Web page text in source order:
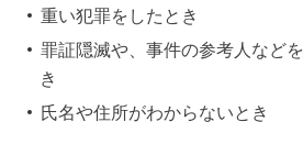
重い犯罪をしたとき
罪証隠滅や、事件の参考人など
き
氏名や住所がわからないとき